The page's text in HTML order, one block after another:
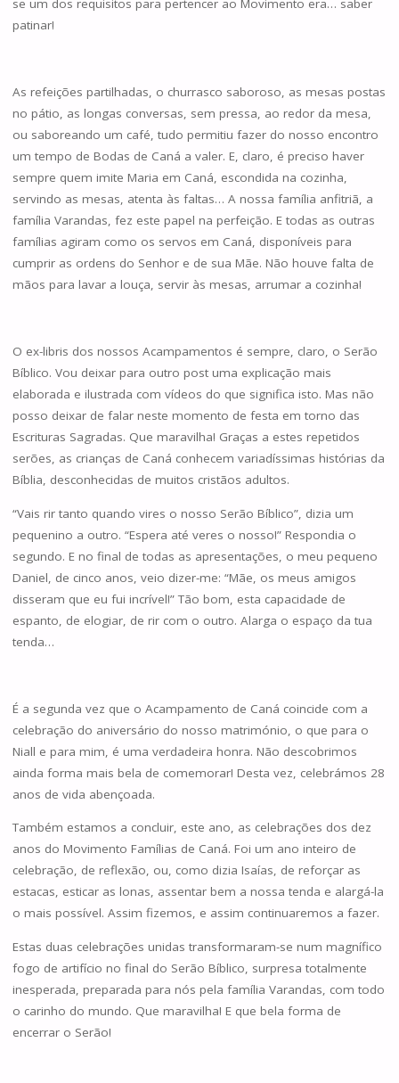
se um dos requisitos para pertencer ao Movimento era… saber
patinar!
As refeições partilhadas, o churrasco saboroso, as mesas postas
no pátio, as longas conversas, sem pressa, ao redor da mesa,
ou saboreando um café, tudo permitiu fazer do nosso encontro
um tempo de Bodas de Caná a valer. E, claro, é preciso haver
sempre quem imite Maria em Caná, escondida na cozinha,
servindo as mesas, atenta às faltas… A nossa família anfitriã, a
família Varandas, fez este papel na perfeição. E todas as outras
famílias agiram como os servos em Caná, disponíveis para
cumprir as ordens do Senhor e de sua Mãe. Não houve falta de
mãos para lavar a louça, servir às mesas, arrumar a cozinha!
O ex-libris dos nossos Acampamentos é sempre, claro, o Serão
Bíblico. Vou deixar para outro post uma explicação mais
elaborada e ilustrada com vídeos do que significa isto. Mas não
posso deixar de falar neste momento de festa em torno das
Escrituras Sagradas. Que maravilha! Graças a estes repetidos
serões, as crianças de Caná conhecem variadíssimas histórias da
Bíblia, desconhecidas de muitos cristãos adultos.
“Vais rir tanto quando vires o nosso Serão Bíblico”, dizia um
pequenino a outro. “Espera até veres o nosso!” Respondia o
segundo. E no final de todas as apresentações, o meu pequeno
Daniel, de cinco anos, veio dizer-me: “Mãe, os meus amigos
disseram que eu fui incrível!” Tão bom, esta capacidade de
espanto, de elogiar, de rir com o outro. Alarga o espaço da tua
tenda…
É a segunda vez que o Acampamento de Caná coincide com a
celebração do aniversário do nosso matrimónio, o que para o
Niall e para mim, é uma verdadeira honra. Não descobrimos
ainda forma mais bela de comemorar! Desta vez, celebrámos 28
anos de vida abençoada.
Também estamos a concluir, este ano, as celebrações dos dez
anos do Movimento Famílias de Caná. Foi um ano inteiro de
celebração, de reflexão, ou, como dizia Isaías, de reforçar as
estacas, esticar as lonas, assentar bem a nossa tenda e alargá-la
o mais possível. Assim fizemos, e assim continuaremos a fazer.
Estas duas celebrações unidas transformaram-se num magnífico
fogo de artifício no final do Serão Bíblico, surpresa totalmente
inesperada, preparada para nós pela família Varandas, com todo
o carinho do mundo. Que maravilha! E que bela forma de
encerrar o Serão!